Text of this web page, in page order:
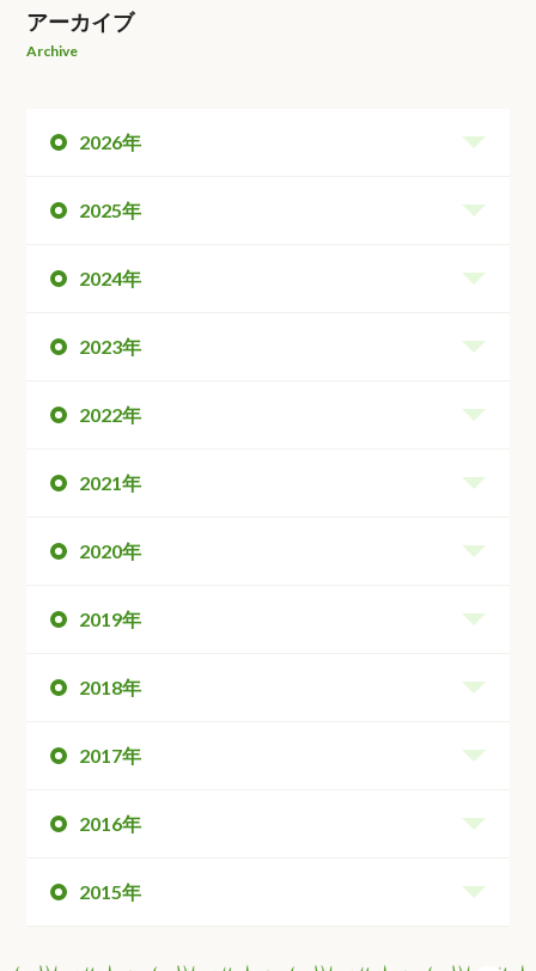
アーカイブ
Archive
2026年
2025年
2024年
2023年
2022年
2021年
2020年
2019年
2018年
2017年
2016年
2015年